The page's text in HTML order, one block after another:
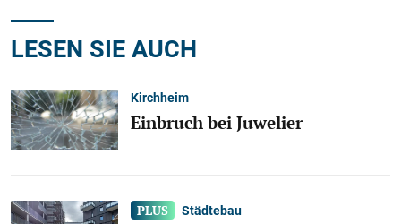
LESEN SIE AUCH
Kirchheim
Einbruch bei Juwelier
Städtebau